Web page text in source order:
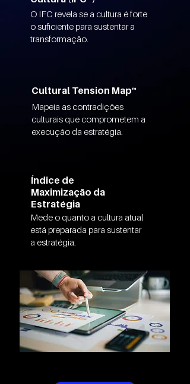
O IFC revela se a cultura é forte
o suficiente para sustentar a
transformação.
Cultural Tension Map™
Mapeia as contradições
culturais que comprometem a
execução da estratégia.
Índice de
Maximização da
Estratégia
Mede o quanto a cultura atual
está preparada para sustentar
a estratégia.